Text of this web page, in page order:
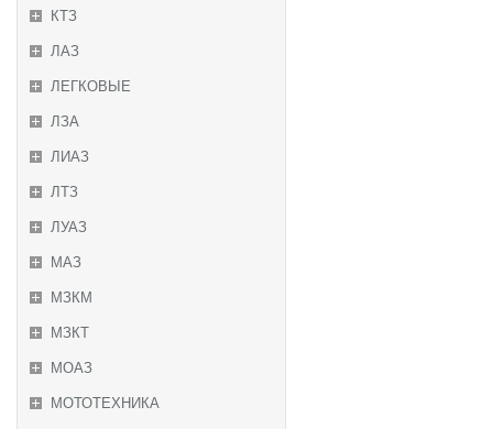
КТЗ
ЛАЗ
ЛЕГКОВЫЕ
ЛЗА
ЛИАЗ
ЛТЗ
ЛУАЗ
МАЗ
МЗКМ
МЗКТ
МОАЗ
МОТОТЕХНИКА